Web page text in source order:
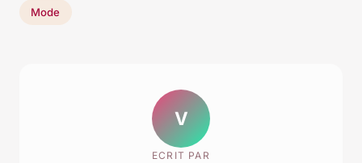
Mode
V
ECRIT PAR